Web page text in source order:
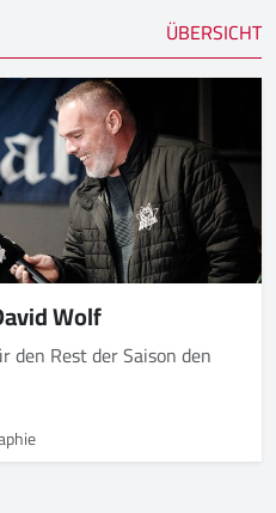
ÜBERSICHT
Wolf
Rest der Saison den